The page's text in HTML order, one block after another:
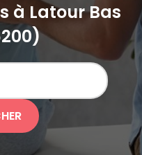
à Latour Bas